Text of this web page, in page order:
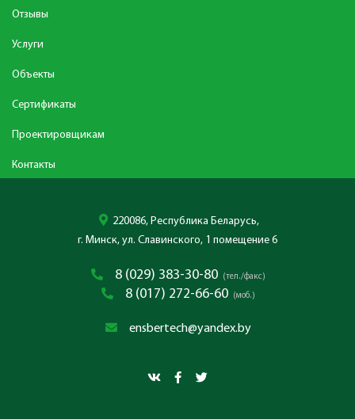
220086, Республика Беларусь,
г. Минск, ул. Славинского, 1 помещение 6
8 (029) 383-30-80 (тел./факс)
8 (017) 272-66-60 (моб.)
ensbertech@yandex.by
Отзывы
Услуги
Объекты
Сертификаты
Проектировщикам
Контакты